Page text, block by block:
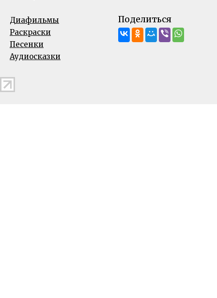
Диафильмы
Раскраски
Песенки
Аудиосказки
Поделиться